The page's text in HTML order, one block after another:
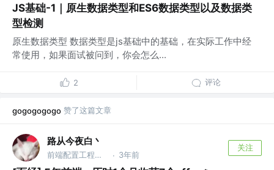
JS基础-1｜原生数据类型和ES6数据类型以及数据类
型检测
原生数据类型 数据类型是js基础中的基础，在实际工作中经
常使用，如果面试被问到，你会怎么...
2 评论
gogogogogo 赞了这篇文章
路从今夜白丶
前端配置工程师 @字节跳动 · 3年前
关注